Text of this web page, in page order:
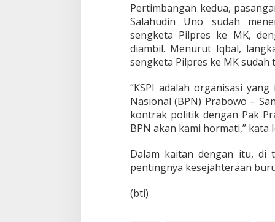
Pertimbangan kedua,
Salahudin Uno sudah
sengketa Pilpres ke MK,
diambil. Menurut Iqbal,
sengketa Pilpres ke MK sudah
“KSPI adalah organisasi
Nasional (BPN) Prabowo –
kontrak politik dengan Pak
BPN akan kami hormati,” kata
Dalam kaitan dengan itu, di
pentingnya kesejahteraan
(bti)